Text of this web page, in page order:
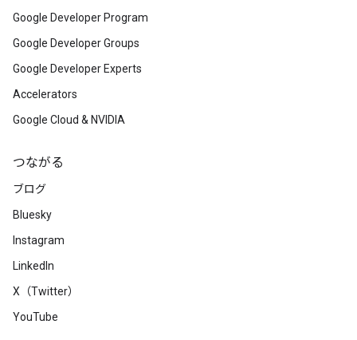
Google Developer Program
Google Developer Groups
Google Developer Experts
Accelerators
Google Cloud & NVIDIA
つながる
ブログ
Bluesky
Instagram
LinkedIn
X（Twitter）
YouTube